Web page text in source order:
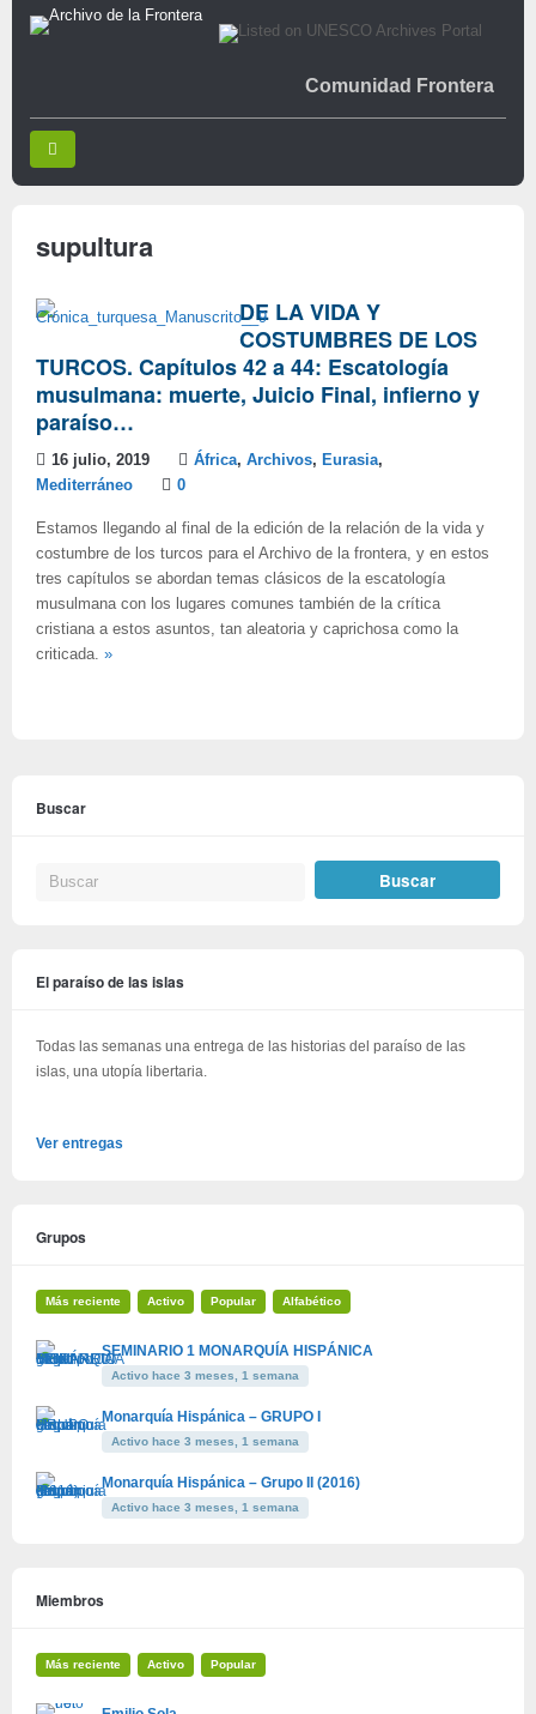
Comunidad Frontera
supultura
DE LA VIDA Y
COSTUMBRES DE LOS
TURCOS. Capítulos 42 a 44: Escatología
musulmana: muerte, Juicio Final, infierno y
paraíso…
16 julio, 2019 África, Archivos, Eurasia,
Mediterráneo
0
Estamos llegando al final de la edición de la relación de la vida y
costumbre de los turcos para el Archivo de la frontera, y en estos
tres capítulos se abordan temas clásicos de la escatología
musulmana con los lugares comunes también de la crítica
cristiana a estos asuntos, tan aleatoria y caprichosa como la
criticada. »
Buscar
El paraíso de las islas
Todas las semanas una entrega de las historias del paraíso de las
islas, una utopía libertaria.
Ver entregas
Grupos
Más reciente Activo Popular Alfabético
SEMINARIO 1 MONARQUÍA HISPÁNICA
Activo hace 3 meses, 1 semana
Monarquía Hispánica – GRUPO I
Activo hace 3 meses, 1 semana
Monarquía Hispánica – Grupo II (2016)
Activo hace 3 meses, 1 semana
Miembros
Más reciente Activo Popular